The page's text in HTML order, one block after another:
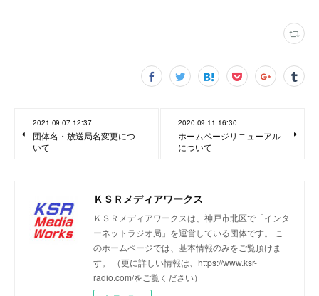
2021.09.07 12:37
団体名・放送局名変更につ
いて
2020.09.11 16:30
ホームページリニューアル
について
ＫＳＲメディアワークス
ＫＳＲメディアワークスは、神戸市北区で「インタ
ーネットラジオ局」を運営している団体です。 こ
のホームページでは、基本情報のみをご覧頂けま
す。 （更に詳しい情報は、https://www.ksr-
radio.com/をご覧ください）